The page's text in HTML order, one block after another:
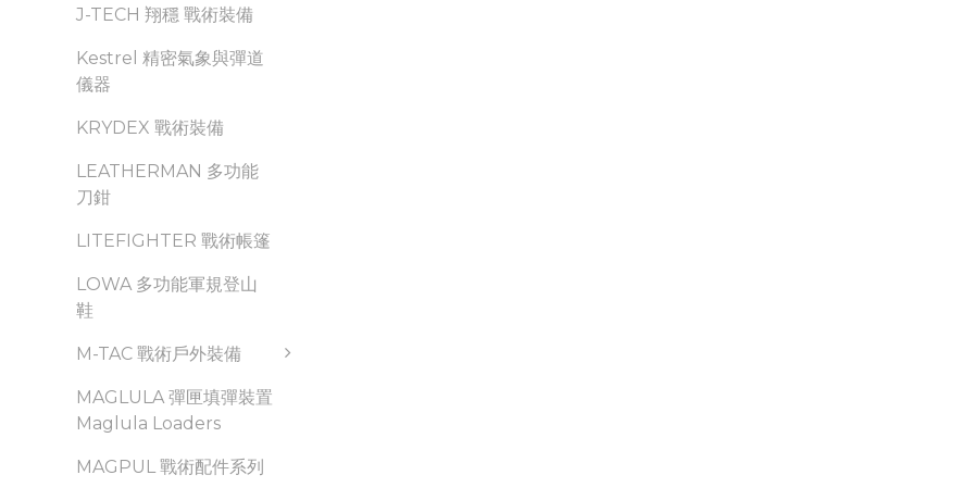
J-TECH 翔穩 戰術裝備
Kestrel 精密氣象與彈道
儀器
KRYDEX 戰術裝備
LEATHERMAN 多功能
刀鉗
LITEFIGHTER 戰術帳篷
LOWA 多功能軍規登山
鞋
M-TAC 戰術戶外裝備
MAGLULA 彈匣填彈裝置
Maglula Loaders
MAGPUL 戰術配件系列